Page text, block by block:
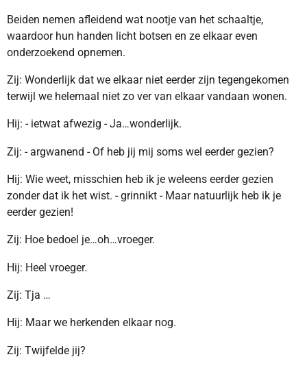
Beiden nemen afleidend wat nootje van het schaaltje,
waardoor hun handen licht botsen en ze elkaar even
onderzoekend opnemen.
Zij: Wonderlijk dat we elkaar niet eerder zijn tegengekomen
terwijl we helemaal niet zo ver van elkaar vandaan wonen.
Hij: - ietwat afwezig - Ja…wonderlijk.
Zij: - argwanend - Of heb jij mij soms wel eerder gezien?
Hij: Wie weet, misschien heb ik je weleens eerder gezien
zonder dat ik het wist. - grinnikt - Maar natuurlijk heb ik je
eerder gezien!
Zij: Hoe bedoel je…oh…vroeger.
Hij: Heel vroeger.
Zij: Tja …
Hij: Maar we herkenden elkaar nog.
Zij: Twijfelde jij?